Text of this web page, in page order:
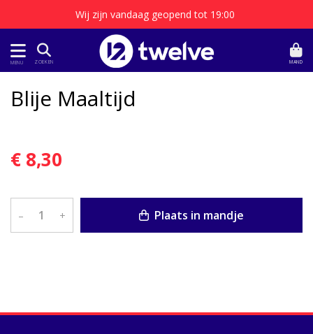
Wij zijn vandaag geopend tot 19:00
MENU ZOEKEN MAND
Blije Maaltijd
€ 8,30
– + Plaats in mandje